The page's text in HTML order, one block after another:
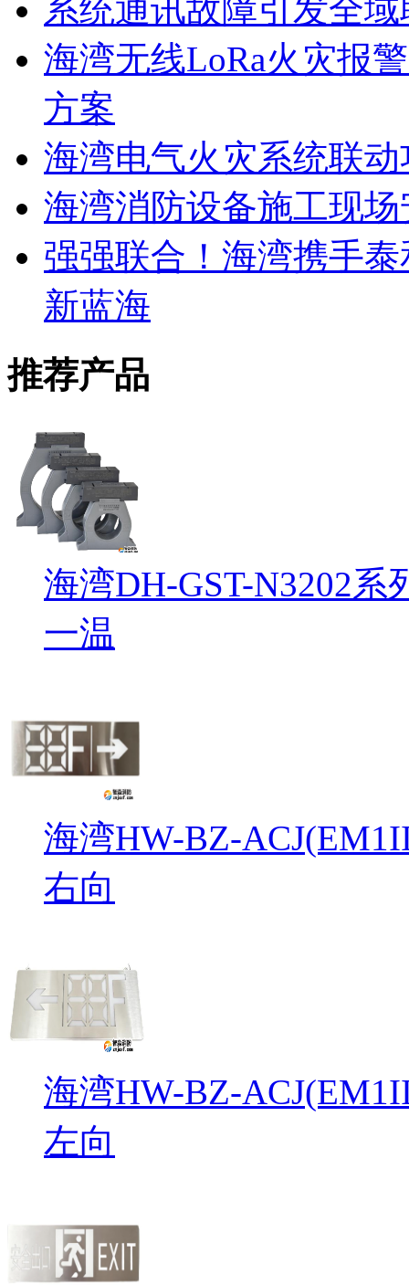
系统通讯故障引发全
海湾无线LoRa火灾报
方案
海湾电气火灾系统联
海湾消防设备施工现
强强联合！海湾携手
新蓝海
推荐产品
海湾DH-GST-N3202
一温
海湾HW-BZ-
右向
海湾HW-BZ-
左向